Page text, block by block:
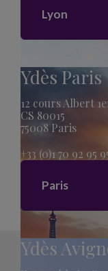
Lyon
Ydès Paris
12 cours Albert
CS 80015
75008 Paris
+33 (0)1 70 92 95
Paris
Ydès